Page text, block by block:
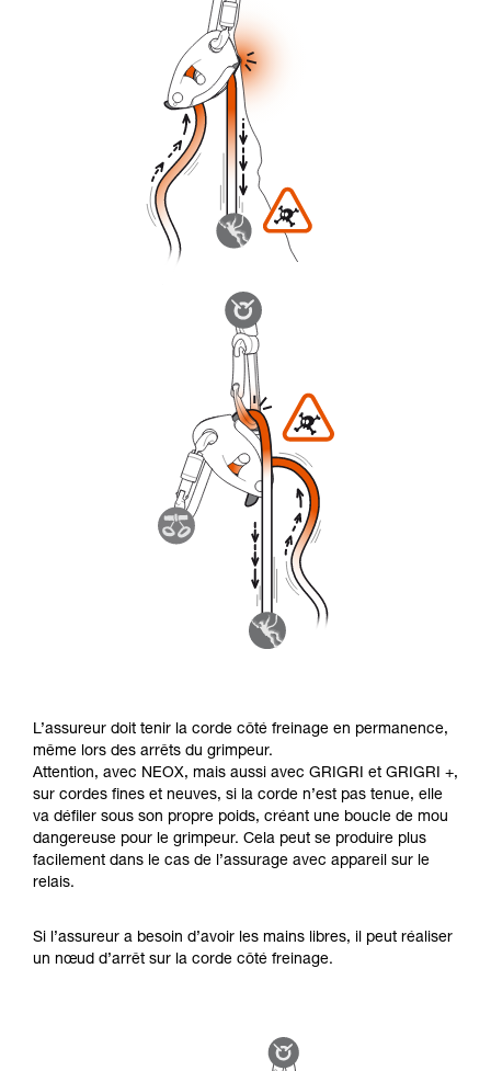
L’assureur doit tenir la corde côté freinage en permanence,
même lors des arrêts du grimpeur.
Attention, avec NEOX, mais aussi avec GRIGRI et GRIGRI +,
sur cordes fines et neuves, si la corde n’est pas tenue, elle
va défiler sous son propre poids, créant une boucle de mou
dangereuse pour le grimpeur. Cela peut se produire plus
facilement dans le cas de l’assurage avec appareil sur le
relais.
Si l’assureur a besoin d’avoir les mains libres, il peut réaliser
un nœud d’arrêt sur la corde côté freinage.